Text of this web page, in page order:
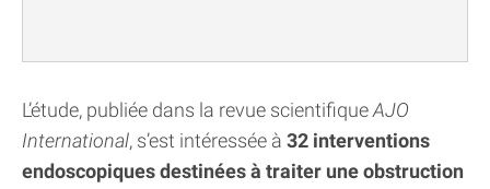
L’étude, publiée dans la revue scientifiqueAJO
International, s’est intéressée à 32 interventions
endoscopiques destinées à traiter une obstruction